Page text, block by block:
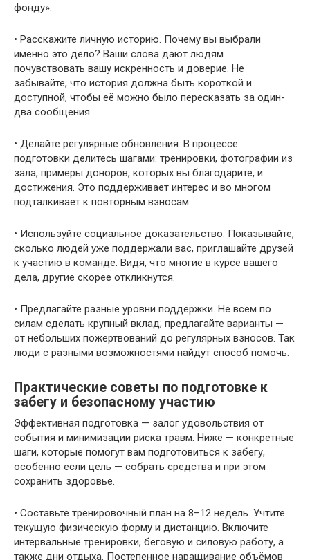
фондy».
• Расскажите личную историю. Почему вы выбрали
именно это дело? Ваши слова дают людям
почувствовать вашу искренность и доверие. Не
забывайте, что история должна быть короткой и
доступной, чтобы её можно было пересказать за один-
два сообщения.
• Делайте регулярные обновления. В процессе
подготовки делитесь шагами: тренировки, фотографии из
зала, примеры доноров, которых вы благодарите, и
достижения. Это поддерживает интерес и во многом
подталкивает к повторным взносам.
• Используйте социальное доказательство. Показывайте,
сколько людей уже поддержали вас, приглашайте друзей
к участию в команде. Видя, что многие в курсе вашего
дела, другие скорее откликнутся.
• Предлагайте разные уровни поддержки. Не всем по
силам сделать крупный вклад; предлагайте варианты —
от небольших пожертвований до регулярных взносов. Так
люди с разными возможностями найдут способ помочь.
Практические советы по подготовке к
забегу и безопасному участию
Эффективная подготовка — залог удовольствия от
события и минимизации риска травм. Ниже — конкретные
шаги, которые помогут вам подготовиться к забегу,
особенно если цель — собрать средства и при этом
сохранить здоровье.
• Составьте тренировочный план на 8–12 недель. Учтите
текущую физическую форму и дистанцию. Включите
интервальные тренировки, беговую и силовую работу, а
также дни отдыха. Постепенное наращивание объёмов